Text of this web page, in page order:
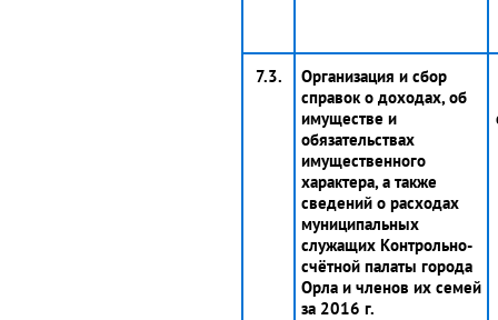
7.3.
Организация и сбор
справок о доходах, об
имуществе и
обязательствах
имущественного
характера, а также
сведений о расходах
муниципальных
служащих Контрольно-
счётной палаты города
Орла и членов их семей
за 2016 г.